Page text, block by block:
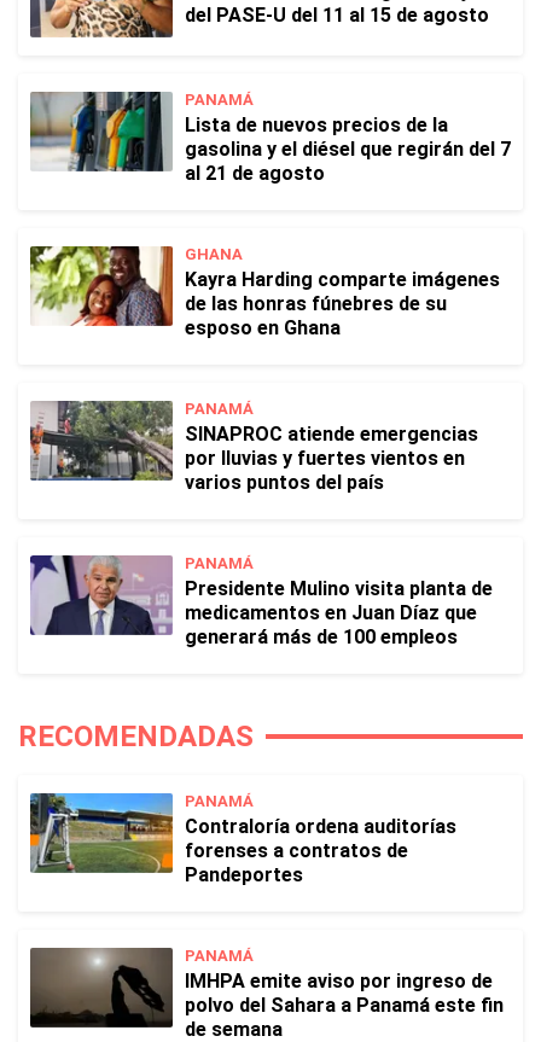
del PASE-U del 11 al 15 de agosto
PANAMÁ
Lista de nuevos precios de la
gasolina y el diésel que regirán del 7
al 21 de agosto
GHANA
Kayra Harding comparte imágenes
de las honras fúnebres de su
esposo en Ghana
PANAMÁ
SINAPROC atiende emergencias
por lluvias y fuertes vientos en
varios puntos del país
PANAMÁ
Presidente Mulino visita planta de
medicamentos en Juan Díaz que
generará más de 100 empleos
RECOMENDADAS
PANAMÁ
Contraloría ordena auditorías
forenses a contratos de
Pandeportes
PANAMÁ
IMHPA emite aviso por ingreso de
polvo del Sahara a Panamá este fin
de semana